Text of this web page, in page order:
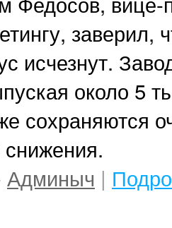
заверил,
исчезнут.
около 5
сохраняются
Админыч |